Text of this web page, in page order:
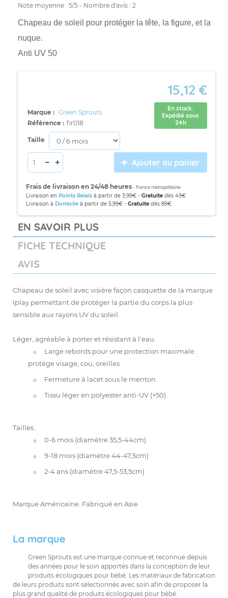
Note moyenne : 5/5 - Nombre d'avis : 2
Chapeau de soleil pour protéger la tête, la figure, et la
nuque.
Anti UV 50
15,12 €
Marque : Green Sprouts
Référence : fir018
En stock.
Expédié sous
24h
Taille
Ajouter au panier
Frais de livraison en 24/48 heures - France métropolitaine
Livraison en Points Relaisà partir de 3,99€ - Gratuitedès 49€
Livraison à Domicileà partir de 5,99€ - Gratuitedès 89€
EN SAVOIR PLUS
FICHE TECHNIQUE
AVIS
Chapeau de soleil avec visière façon casquette de la marque
Iplay permettant de protéger la partie du corps la plus
sensible aux rayons UV du soleil.
Léger, agréable à porter et résistant à l'eau.
Large rebords pour une protection maximale :
protège visage, cou, oreilles.
Fermeture à lacet sous le menton.
Tissu léger en polyester anti-UV (+50).
Tailles :
0-6 mois (diamètre 35,5-44cm)
9-18 mois (diamètre 44-47,5cm)
2-4 ans (diamètre 47,5-53,5cm)
Marque Américaine. Fabriqué en Asie
La marque
Green Sprouts est une marque connue et reconnue depuis
des années pour le soin apportés dans la conception de leur
produits écologiques pour bébé. Les matériaux de fabrication
de leurs produits sont sélectionnés avec soin afin de proposer la
plus grand qualité de produits écologiques pour bébé.